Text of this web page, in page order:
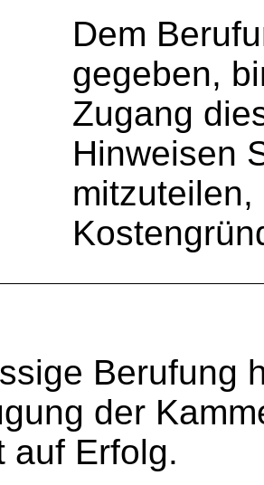
Dem
gegeben,
Zugang
Hinweisen
Berufung
der
auf Erfolg.